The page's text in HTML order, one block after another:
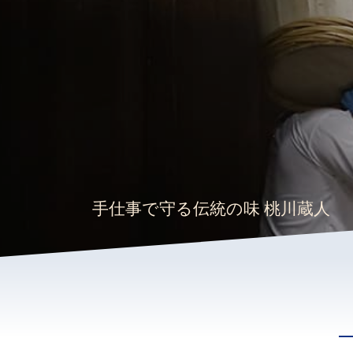
手仕事で守る伝統の味 桃川蔵人